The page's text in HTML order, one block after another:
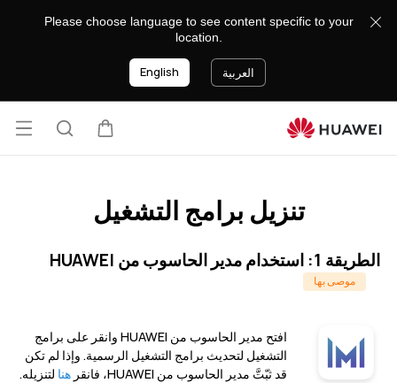
list
Please choose language to see content specific to your
location.
العربية English
فتح
تنزيل برامج التشغيل
الطريقة 1: استخدام مدير الحاسوب من HUAWEI
موصى بها
افتح مدير الحاسوب من HUAWEI وانقر على برامج
التشغيل لتحديث برامج التشغيل الرسمية. وإذا لم تكن
قد ثبّتَّ مدير الحاسوب من HUAWEI، فانقر
هنا لتنزيله.